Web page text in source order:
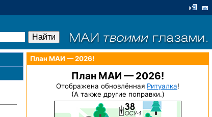
План МАИ — 2026!
План МАИ — 2026!
Отображена обновлённая Ритуалка!
(А также другие поправки.)